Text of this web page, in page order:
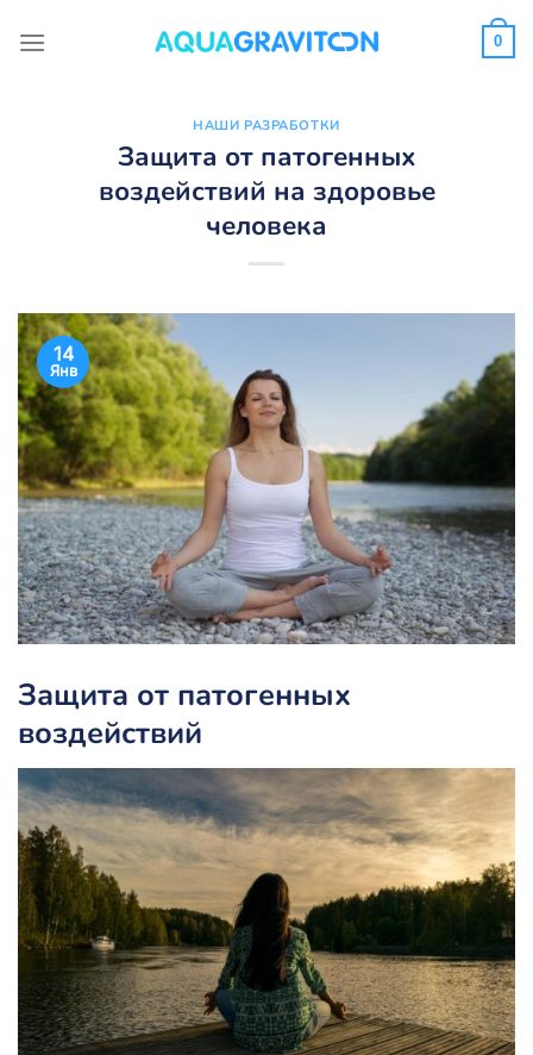
0
НАШИ РАЗРАБОТКИ
Защита от патогенных
воздействий на здоровье
человека
14
Янв
Защита от патогенных
воздействий